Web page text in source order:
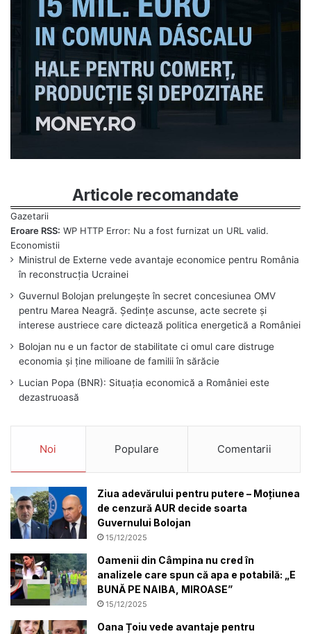
Articole recomandate
Eroare RSS: WP HTTP Error: Nu a fost furnizat un URL valid.
Ministrul de Externe vede avantaje economice pentru România
în reconstrucția Ucrainei
Guvernul Bolojan prelungește în secret concesiunea OMV
pentru Marea Neagră. Ședințe ascunse, acte secrete și
interese austriece care dictează politica energetică a României
Bolojan nu e un factor de stabilitate ci omul care distruge
economia și ține milioane de familii în sărăcie
Lucian Popa (BNR): Situația economică a României este
dezastruoasă
Noi Populare Comentarii
Ziua adevărului pentru putere – Moțiunea
de cenzură AUR decide soarta
Guvernului Bolojan
15/12/2025
Oamenii din Câmpina nu cred în
analizele care spun că apa e potabilă: „E
BUNĂ PE NAIBA, MIROASE”
15/12/2025
Oana Țoiu vede avantaje pentru